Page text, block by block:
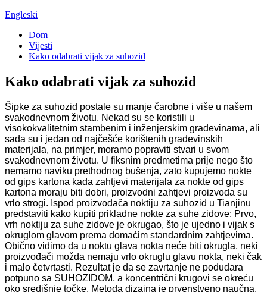
Engleski
Dom
Vijesti
Kako odabrati vijak za suhozid
Kako odabrati vijak za suhozid
Šipke za suhozid postale su manje čarobne i više u našem
svakodnevnom životu. Nekad su se koristili u
visokokvalitetnim stambenim i inženjerskim građevinama, ali
sada su i jedan od najčešće korištenih građevinskih
materijala, na primjer, moramo popraviti stvari u svom
svakodnevnom životu. U fiksnim predmetima prije nego što
nemamo naviku prethodnog bušenja, zato kupujemo nokte
od gips kartona kada zahtjevi materijala za nokte od gips
kartona moraju biti dobri, proizvodni zahtjevi proizvoda su
vrlo strogi. Ispod proizvođača noktiju za suhozid u Tianjinu
predstaviti kako kupiti prikladne nokte za suhe zidove: Prvo,
vrh noktiju za suhe zidove je okrugao, što je ujedno i vijak s
okruglom glavom prema domaćim standardnim zahtjevima.
Obično vidimo da u noktu glava nokta neće biti okrugla, neki
proizvođači možda nemaju vrlo okruglu glavu nokta, neki čak
i malo četvrtasti. Rezultat je da se zavrtanje ne podudara
potpuno sa SUHOZIDOM, a koncentrični krugovi se okreću
oko središnje točke. Metoda dizajna je prvenstveno naučna.